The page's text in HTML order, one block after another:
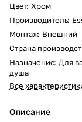
Цвет: Хром
Производитель:
Монтаж: Внешний
Страна
Назначение: Для
душа
Все
Описание